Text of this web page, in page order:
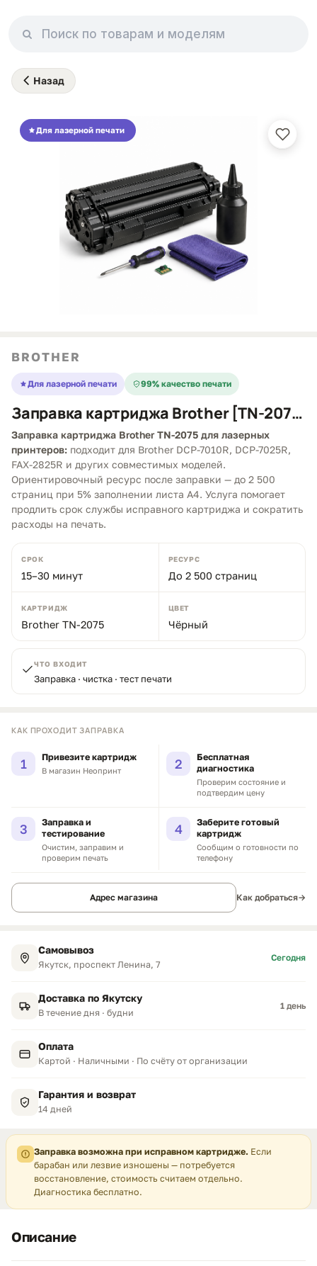
Назад
Для лазерной печати
BROTHER
Для лазерной печати 99% качество печати
Заправка картриджа Brother [TN-2075]
Заправка картриджа Brother TN-2075 для лазерных
принтеров: подходит для Brother DCP-7010R, DCP-7025R,
FAX-2825R и других совместимых моделей.
Ориентировочный ресурс после заправки — до 2 500
страниц при 5% заполнении листа A4. Услуга помогает
продлить срок службы исправного картриджа и сократить
расходы на печать.
СРОК
15–30 минут
РЕСУРС
До 2 500 страниц
КАРТРИДЖ
Brother TN-2075
ЦВЕТ
Чёрный
ЧТО ВХОДИТ
Заправка · чистка · тест печати
КАК ПРОХОДИТ ЗАПРАВКА
1 Привезите картридж
В магазин Неопринт 2
Бесплатная
диагностика
Проверим состояние и
подтвердим цену
3
Заправка и
тестирование
Очистим, заправим и
проверим печать
4
Заберите готовый
картридж
Сообщим о готовности по
телефону
Адрес магазина Как добраться→
Самовывоз
Якутск, проспект Ленина, 7
Сегодня
Доставка по Якутску
В течение дня · будни
1 день
Оплата
Картой · Наличными · По счёту от организации
Гарантия и возврат
14 дней
Заправка возможна при исправном картридже. Если
барабан или лезвие изношены — потребуется
восстановление, стоимость считаем отдельно.
Диагностика бесплатно.
Описание